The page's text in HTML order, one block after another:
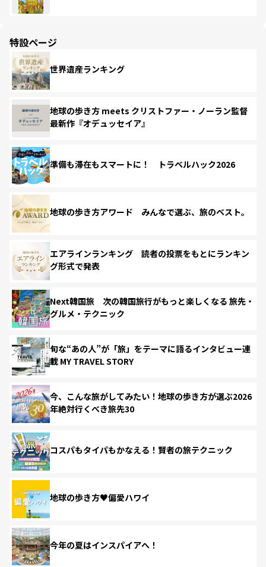
特設ページ
世界遺産ランキング
地球の歩き方 meets クリストファー・ノーラン監督
最新作『オデュッセイア』
準備も滞在もスマートに！ トラベルハック2026
地球の歩き方アワード みんなで選ぶ、旅のベスト。
エアラインランキング 読者の投票をもとにランキン
グ形式で発表
Next韓国旅 次の韓国旅行がもっと楽しくなる 旅先・
グルメ・テクニック
旬な“あの人”が「旅」をテーマに語るインタビュー連
載 MY TRAVEL STORY
今、こんな旅がしてみたい！地球の歩き方が選ぶ2026
年絶対行くべき旅先30
コスパもタイパもかなえる！賢者の旅テクニック
地球の歩き方♥偏愛ハワイ
今年の夏はインスパイアへ！